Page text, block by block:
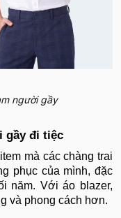
người gầy
gầy đi tiệc
mà các chàng trai
phục của mình, đặc
năm. Với áo blazer,
và phong cách hơn.